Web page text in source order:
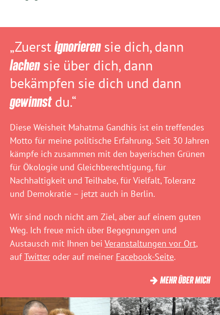
„Zuerstignorierensie dich, dann
lachensie über dich, dann
bekämpfen sie dich und dann
gewinnstdu.“
Diese Weisheit Mahatma Gandhis ist ein treffendes
Motto für meine politische Erfahrung. Seit 30 Jahren
kämpfe ich zusammen mit den bayerischen Grünen
für Ökologie und Gleichberechtigung, für
Nachhaltigkeit und Teilhabe, für Vielfalt, Toleranz
und Demokratie – jetzt auch in Berlin.
Wir sind noch nicht am Ziel, aber auf einem guten
Weg. Ich freue mich über Begegnungen und
Austausch mit Ihnen bei Veranstaltungen vor Ort,
aufTwitter oder auf meiner Facebook-Seite.
MEHR ÜBER MICH